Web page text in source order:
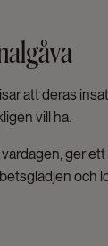
att deras
vill ha.
ger
och